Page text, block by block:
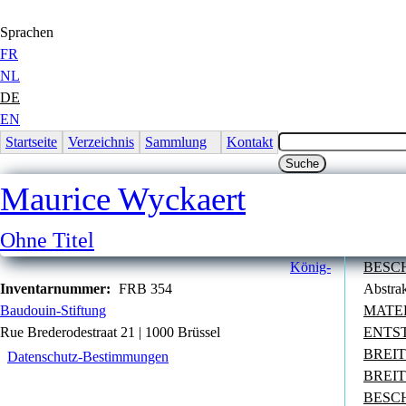
Sprachen
FR
NL
DE
EN
Startseite
Verzeichnis Sammlung Kontakt
Maurice Wyckaert
Ohne Titel
Inventarnummer: FRB 354
König-
Baudouin-Stiftung
Rue Brederodestraat 21 | 1000 Brüssel
Datenschutz-Bestimmungen